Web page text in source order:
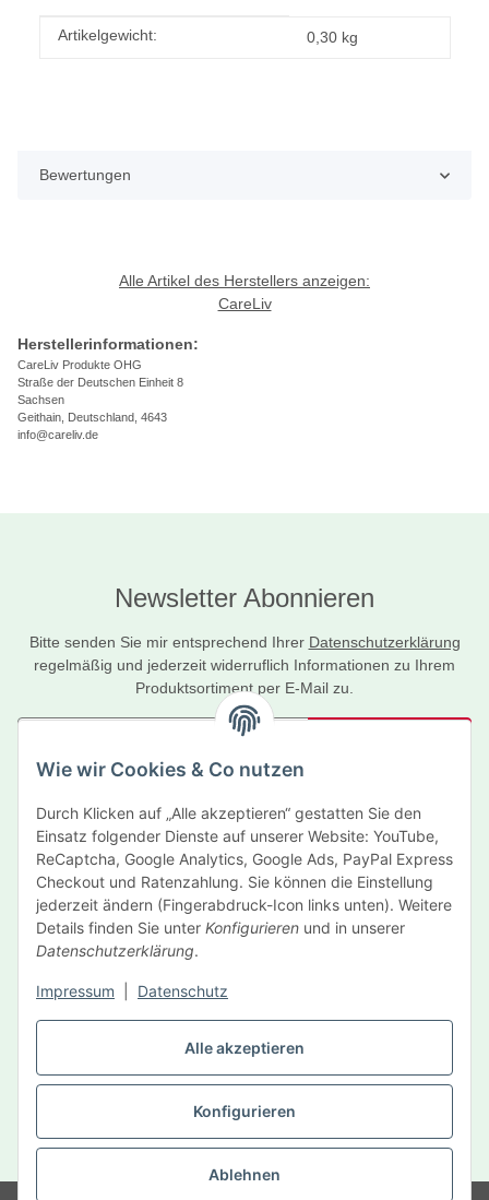
Alle akzeptieren
Konfigurieren
Ablehnen
Wie wir Cookies & Co nutzen
Durch Klicken auf „Alle akzeptieren“ gestatten Sie den
Einsatz folgender Dienste auf unserer Website: YouTube,
ReCaptcha, Google Analytics, Google Ads, PayPal Express
Checkout und Ratenzahlung. Sie können die Einstellung
jederzeit ändern (Fingerabdruck-Icon links unten). Weitere
Details finden Sie unter Konfigurieren und in unserer
Datenschutzerklärung.
Impressum Datenschutz
Produkteigenschaft
Wert
Artikelgewicht: 0,30 kg
Bewertungen
Alle Artikel des Herstellers anzeigen:
CareLiv
Herstellerinformationen:
CareLiv Produkte OHG
Straße der Deutschen Einheit 8
Sachsen
Geithain, Deutschland, 4643
info@careliv.de
Newsletter Abonnieren
Bitte senden Sie mir entsprechend Ihrer Datenschutzerklärung
regelmäßig und jederzeit widerruflich Informationen zu Ihrem
Produktsortiment per E-Mail zu.
Newsletter Abonnieren
Informationen
Gesetzliche Informationen
Hersteller
Vertrag widerrufen
* Alle Preise inkl. gesetzlicher USt., zzgl.Versand